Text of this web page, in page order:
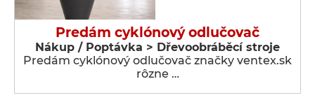
Predám cyklónový odlučovač
Nákup / Poptávka > Dřevoobráběcí stroje
Predám cyklónový odlučovač značky ventex.sk
rôzne …